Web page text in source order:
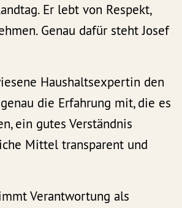
Er lebt von Respekt,
Genau dafür steht Josef
Haushaltsexpertin den
die Erfahrung mit, die es
ein gutes Verständnis
Mittel transparent und
Verantwortung als